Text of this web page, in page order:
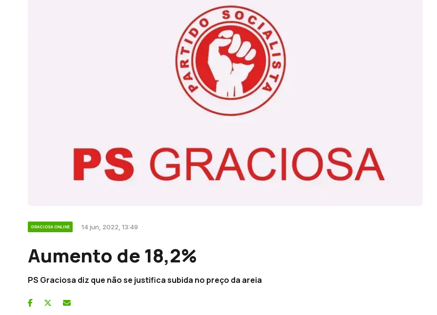
GRACIOSA ONLINE 14 jun, 2022, 13:49
Aumento de 18,2%
PS Graciosa diz que não se justifica subida no preço da areia